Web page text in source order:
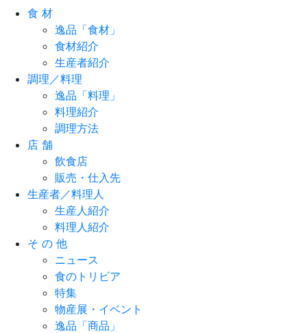
食 材
逸品「食材」
食材紹介
生産者紹介
調理／料理
逸品「料理」
料理紹介
調理方法
店 舗
飲食店
販売・仕入先
生産者／料理人
生産人紹介
料理人紹介
そ の 他
ニュース
食のトリビア
特集
物産展・イベント
逸品「商品」